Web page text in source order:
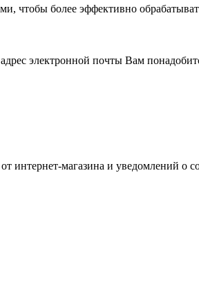
чтобы более эффективно
электронной почты Вам
интернет-магазина и уведомлений о